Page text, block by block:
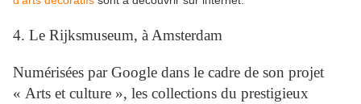
4. Le Rijksmuseum, à Amsterdam
Numérisées par Google dans le cadre de son projet
« Arts et culture », les collections du prestigieux